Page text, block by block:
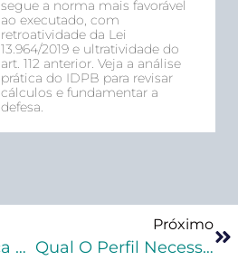
segue a norma mais favorável
ao executado, com
retroatividade da Lei
13.964/2019 e ultratividade do
art. 112 anterior. Veja a análise
prática do IDPB para revisar
cálculos e fundamentar a
defesa.
Qual É A Diferença Entre Indulto E Graça?
Próximo
Qual O Perfil Necessário Para Ser Um Advogado Criminalista?